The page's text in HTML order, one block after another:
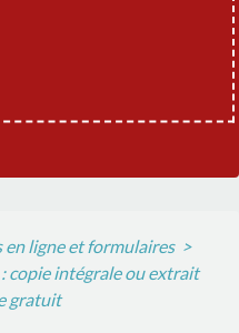
en ligne et formulaires >
copie intégrale ou extrait
gratuit